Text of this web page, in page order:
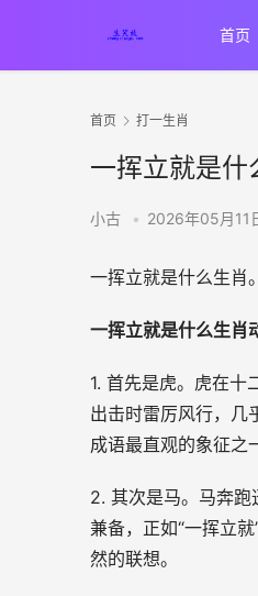
首页
首页 打一生肖
一挥立就是什
小古 • 2026年05月11
一挥立就是什么生肖。
一挥立就是什么生肖
1. 首先是虎。虎在十
出击时雷厉风行，几
成语最直观的象征之
2. 其次是马。马奔
兼备，正如“一挥立
然的联想。